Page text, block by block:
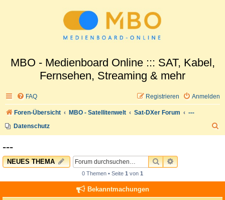
MBO - Medienboard Online ::: SAT, Kabel,
Fernsehen, Streaming & mehr
FAQ Anmelden
Registrieren
Foren-Übersicht MBO - Satellitenwelt Sat-DXer Forum
---
Datenschutz
---
NEUES THEMA SUCHEERWEITERTE
0 Themen • Seite 1 von 1
Bekanntmachungen